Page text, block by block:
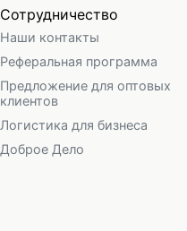
Сотрудничество
Наши контакты
Реферальная программа
Предложение для оптовых
клиентов
Логистика для бизнеса
Доброе Дело